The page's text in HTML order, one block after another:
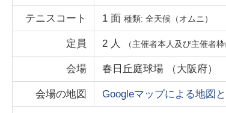
テニスコート 1 面種類:全天候（オムニ）
定員 2 人 （主催者本人及び主催者
会場 春日丘庭球場 （大阪府）
会場の地図 Googleマップによる地図